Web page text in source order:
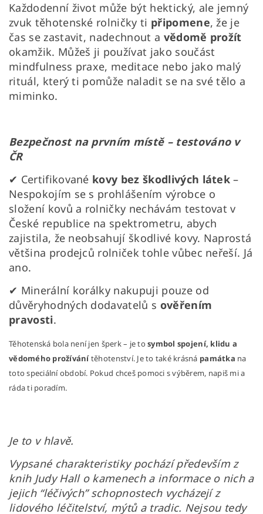
Každodenní život může být hektický, ale jemný
zvuk těhotenské rolničky ti připomene, že je
čas se zastavit, nadechnout a vědomě prožít
okamžik. Můžeš ji používat jako součást
mindfulness praxe, meditace nebo jako malý
rituál, který ti pomůže naladit se na své tělo a
miminko.
Bezpečnost na prvním místě – testováno v
ČR
✔ Certifikované kovy bez škodlivých látek –
Nespokojím se s prohlášením výrobce o
složení kovů a rolničky nechávám testovat v
České republice na spektrometru, abych
zajistila, že neobsahují škodlivé kovy. Naprostá
většina prodejců rolniček tohle vůbec neřeší. Já
ano.
✔ Minerální korálky nakupuji pouze od
důvěryhodných dodavatelů s ověřením
pravosti.
Těhotenská bola není jen šperk – je tosymbol spojení, klidu a
vědomého prožívánítěhotenství. Je to také krásná památka na
toto speciální období. Pokud chceš pomoci s výběrem, napiš mi a
ráda ti poradím.
Je to v hlavě.
Vypsané charakteristiky pochází především z
knih Judy Hall o kamenech a informace o nich a
jejich “léčivých” schopnostech vycházejí z
lidového léčitelství, mýtů a tradic. Nejsou tedy